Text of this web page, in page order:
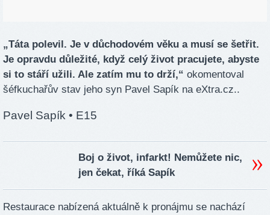
„Táta polevil. Je v důchodovém věku a musí se šetřit.
Je opravdu důležité, když celý život pracujete, abyste
si to stáří užili. Ale zatím mu to drží,“ okomentoval
šéfkuchařův stav jeho syn Pavel Sapík na eXtra.cz..
Pavel Sapík • E15
Boj o život, infarkt! Nemůžete nic,
jen čekat, říká Sapík
Restaurace nabízená aktuálně k pronájmu se nachází